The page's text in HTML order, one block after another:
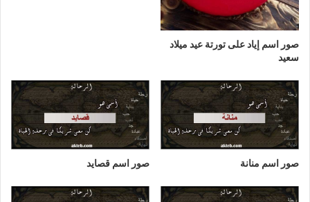
صور اسم إياد على تورتة عيد ميلاد
سعيد
صور اسم منانة صور اسم قصايد